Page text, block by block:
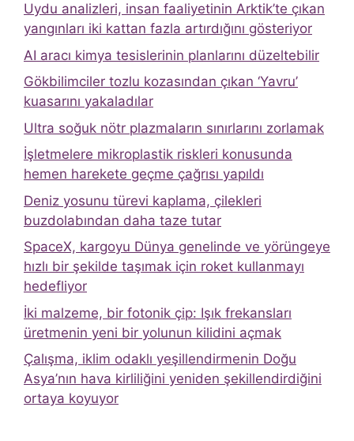
Uydu analizleri, insan faaliyetinin Arktik’te çıkan
yangınları iki kattan fazla artırdığını gösteriyor
AI aracı kimya tesislerinin planlarını düzeltebilir
Gökbilimciler tozlu kozasından çıkan ‘Yavru’
kuasarını yakaladılar
Ultra soğuk nötr plazmaların sınırlarını zorlamak
İşletmelere mikroplastik riskleri konusunda
hemen harekete geçme çağrısı yapıldı
Deniz yosunu türevi kaplama, çilekleri
buzdolabından daha taze tutar
SpaceX, kargoyu Dünya genelinde ve yörüngeye
hızlı bir şekilde taşımak için roket kullanmayı
hedefliyor
İki malzeme, bir fotonik çip: Işık frekansları
üretmenin yeni bir yolunun kilidini açmak
Çalışma, iklim odaklı yeşillendirmenin Doğu
Asya’nın hava kirliliğini yeniden şekillendirdiğini
ortaya koyuyor